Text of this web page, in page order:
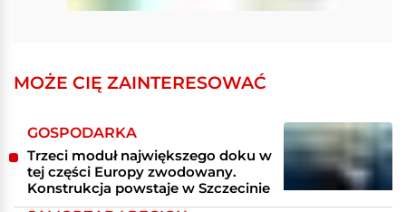
MOŻE CIĘ ZAINTERESOWAĆ
GOSPODARKA
Trzeci moduł największego doku w
tej części Europy zwodowany.
Konstrukcja powstaje w Szczecinie